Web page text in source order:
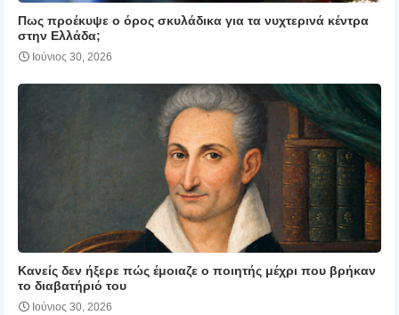
Πως προέκυψε ο όρος σκυλάδικα για τα νυχτερινά κέντρα
στην Ελλάδα;
Ιούνιος 30, 2026
Κανείς δεν ήξερε πώς έμοιαζε ο ποιητής μέχρι που βρήκαν
το διαβατήριό του
Ιούνιος 30, 2026